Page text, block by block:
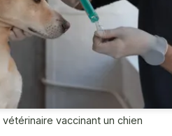
vétérinaire vaccinant un chien